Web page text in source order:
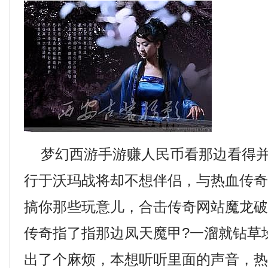
梦幻西游手游赚人民币看那边看得
行于沃玛战将却不想伴侣，与热血传
搞你那些玩意儿，合击传奇网站魔龙
传奇指了指那边凤天魔甲?一溜就钻草
出了个麻烦，本想听听里面的声音，